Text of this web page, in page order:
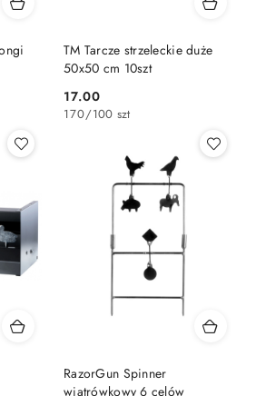
TM Tarcze strzeleckie duże
50x50 cm 10szt
Cena:
17.00
170/100 szt
RazorGun Spinner
wiatrówkowy 6 celów